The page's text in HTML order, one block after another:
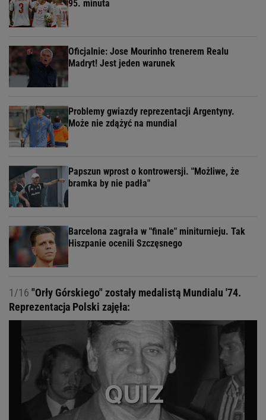
95. minuta
Oficjalnie: Jose Mourinho trenerem Realu
Madryt! Jest jeden warunek
Problemy gwiazdy reprezentacji Argentyny.
Może nie zdążyć na mundial
Papszun wprost o kontrowersji. "Możliwe, że
bramka by nie padła"
Barcelona zagrała w "finale" miniturnieju. Tak
Hiszpanie ocenili Szczęsnego
1/16 "Orły Górskiego" zostały medalistą Mundialu '74.
Reprezentacja Polski zajęła: